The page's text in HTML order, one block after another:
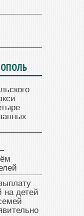
на детей